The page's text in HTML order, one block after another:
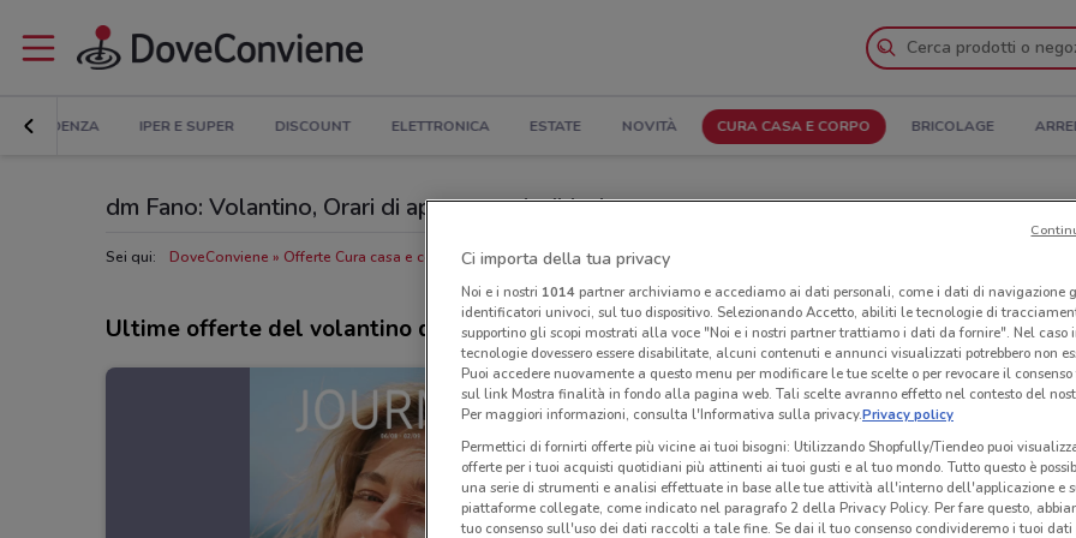
IN EVIDENZA IPER E SUPER DISCOUNT ELETTRONICA ESTATE NOVITÀ CURA CASA E CORPO BRICOLAGE
dm Fano: Volantino, Orari di apertura e Indirizzi
Sei qui: DoveConviene Offerte Cura casa e corpo a Fano Negozi dm a Fano
Ultime offerte del volantino dm
Ci importa della tua privacy
Noi e i nostri 1014partner archiviamo e accediamo ai dati personali, come i dati di navigazione
identificatori univoci, sul tuo dispositivo. Selezionando Accetto, abiliti le tecnologie di
supportino gli scopi mostrati alla voce "Noi e i nostri partner trattiamo i dati da fornire". Nel caso
tecnologie dovessero essere disabilitate, alcuni contenuti e annunci visualizzati potrebbero non
Puoi accedere nuovamente a questo menu per modificare le tue scelte o per revocare il
sul link Mostra finalità in fondo alla pagina web. Tali scelte avranno effetto nel contesto del
Per maggiori informazioni, consulta l'Informativa sulla privacy.Privacy policy
Permettici di fornirti offerte più vicine ai tuoi bisogni: Utilizzando Shopfully/Tiendeo puoi
offerte per i tuoi acquisti quotidiani più attinenti ai tuoi gusti e al tuo mondo. Tutto questo è
una serie di strumenti e analisi effettuate in base alle tue attività all'interno dell'applicazione e
piattaforme collegate, come indicato nel paragrafo 2 della Privacy Policy. Per fare questo,
tuo consenso sull'uso dei dati raccolti a tale fine. Se dai il tuo consenso condivideremo i tuoi dati